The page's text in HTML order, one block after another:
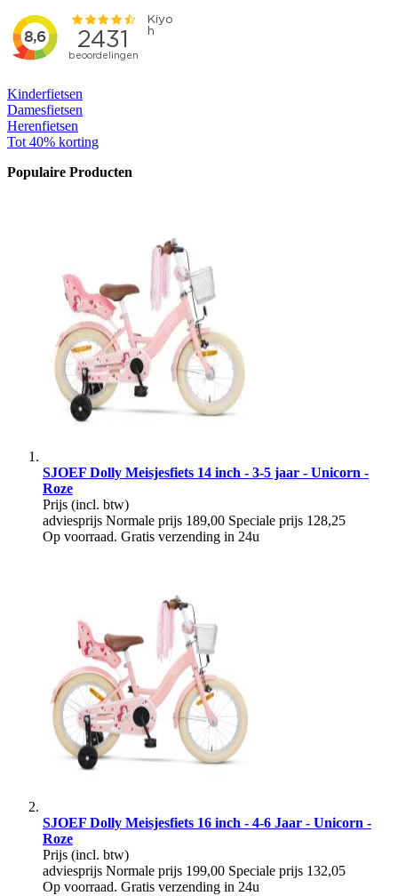
Kinderfietsen
Damesfietsen
Herenfietsen
Tot 40% korting
Populaire Producten
SJOEF Dolly Meisjesfiets 14 inch - 3-5 jaar - Unicorn -
Roze
Prijs (incl. btw)
adviesprijs Normale prijs 189,00 Speciale prijs 128,25
Op voorraad. Gratis verzending in 24u
SJOEF Dolly Meisjesfiets 16 inch - 4-6 Jaar - Unicorn -
Roze
Prijs (incl. btw)
adviesprijs Normale prijs 199,00 Speciale prijs 132,05
Op voorraad. Gratis verzending in 24u